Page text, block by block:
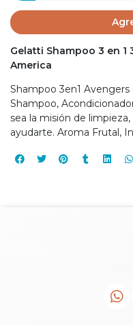
Gelatti Shampoo 3 en 1
America
Shampoo 3en1
Shampoo,
sea la misión de
ayudarte. Aroma Frutal,